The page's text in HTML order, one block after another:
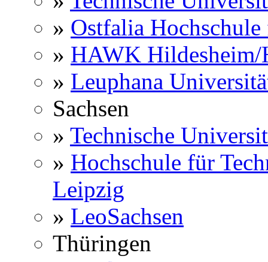
» Ostfalia Hochschule
» HAWK
» Leuphana
Sachsen
» Technische
» Hochschule für
Leipzig
» LeoSachsen
Thüringen